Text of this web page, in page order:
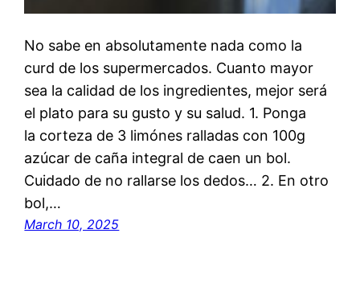
No sabe en absolutamente nada como la
curd de los supermercados. Cuanto mayor
sea la calidad de los ingredientes, mejor será
el plato para su gusto y su salud. 1. Ponga
la corteza de 3 limónes ralladas con 100g
azúcar de caña integral de caen un bol.
Cuidado de no rallarse los dedos… 2. En otro
bol,…
March 10, 2025